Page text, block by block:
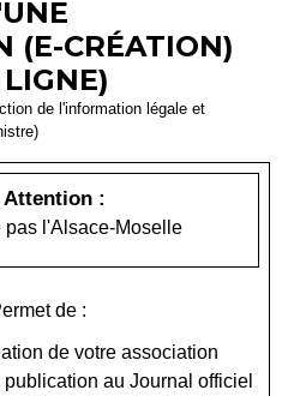
(E-CRÉATION)
de l'information légale et
Attention :
pas l'Alsace-Moselle
de :
de votre association
au Journal officiel